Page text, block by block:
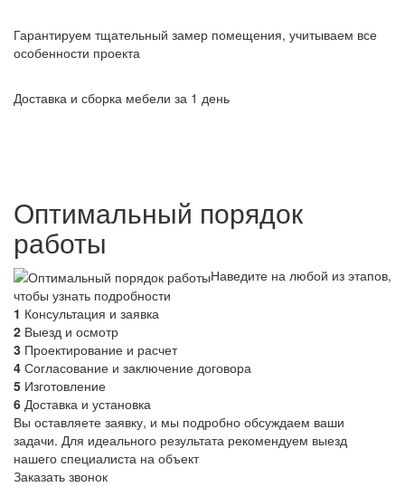
Гарантируем тщательный замер помещения, учитываем все
особенности проекта
Доставка и сборка мебели за 1 день
Оптимальный порядок
работы
Наведите на любой из этапов,
чтобы узнать подробности
1 Консультация и заявка
2 Выезд и осмотр
3 Проектирование и расчет
4 Согласование и заключение договора
5 Изготовление
6 Доставка и установка
Вы оставляете заявку, и мы подробно обсуждаем ваши
задачи. Для идеального результата рекомендуем выезд
нашего специалиста на объект
Заказать звонок